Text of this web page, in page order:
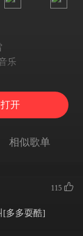
乐
音乐
打开
相似歌单
115
[多多耍酷]